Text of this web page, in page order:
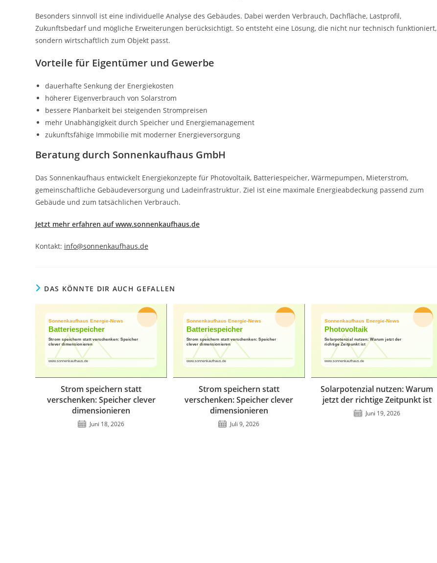
Besonders sinnvoll ist eine individuelle Analyse des Gebäudes. Dabei werden Verbrauch, Dachfläche, Lastprofil,
Zukunftsbedarf und mögliche Erweiterungen berücksichtigt. So entsteht eine Lösung, die nicht nur technisch funktioniert,
sondern wirtschaftlich zum Objekt passt.
Vorteile für Eigentümer und Gewerbe
dauerhafte Senkung der Energiekosten
höherer Eigenverbrauch von Solarstrom
bessere Planbarkeit bei steigenden Strompreisen
mehr Unabhängigkeit durch Speicher und Energiemanagement
zukunftsfähige Immobilie mit moderner Energieversorgung
Beratung durch Sonnenkaufhaus GmbH
Das Sonnenkaufhaus entwickelt Energiekonzepte für Photovoltaik, Batteriespeicher, Wärmepumpen, Mieterstrom,
gemeinschaftliche Gebäudeversorgung und Ladeinfrastruktur. Ziel ist eine maximale Energieabdeckung passend zum
Gebäude und zum tatsächlichen Verbrauch.
Jetzt mehr erfahren auf www.sonnenkaufhaus.de
Kontakt: info@sonnenkaufhaus.de
DAS KÖNNTE DIR AUCH GEFALLEN
Strom speichern statt
verschenken: Speicher clever
dimensionieren
Juni 18, 2026
Strom speichern statt
verschenken: Speicher clever
dimensionieren
Juli 9, 2026
Solarpotenzial nutzen: Warum
jetzt der richtige Zeitpunkt ist
Juni 19, 2026